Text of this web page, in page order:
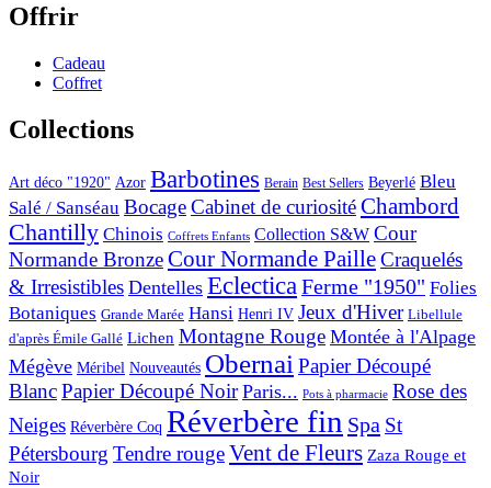
Offrir
Cadeau
Coffret
Collections
Art déco "1920" Azor Barbotines Berain Best Sellers Beyerlé Bleu
Salé / Sanséau BocageCabinet de curiositéChambord
Chantilly Chinois Coffrets Enfants Collection S&W Cour
Normande BronzeCour Normande PailleCraquelés
& Irresistibles Dentelles EclecticaFerme "1950" Folies
Botaniques Grande Marée Hansi Henri IV Jeux d'Hiver Libellule
d'après Émile Gallé Lichen Montagne Rouge Montée à l'Alpage
Mégève Méribel Nouveautés ObernaiPapier Découpé
BlancPapier Découpé Noir Paris... Pots à pharmacie Rose des
Neiges Réverbère Coq Réverbère fin Spa St
Pétersbourg Tendre rougeVent de Fleurs Zaza Rouge et
Noir